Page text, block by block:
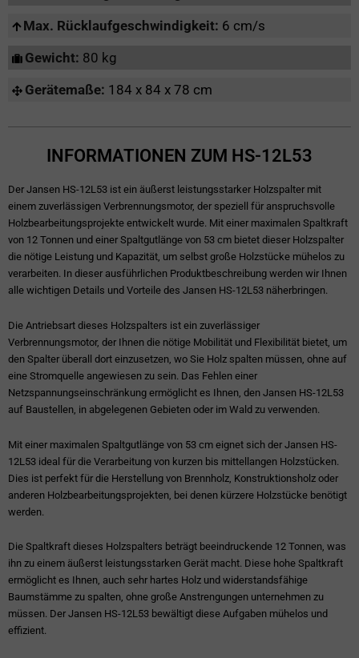
Max. Rücklaufgeschwindigkeit: 6 cm/s
Gewicht: 80 kg
Gerätemaße: 184 x 84 x 78 cm
INFORMATIONEN ZUM HS-12L53
Der Jansen HS-12L53 ist ein äußerst leistungsstarker Holzspalter mit
einem zuverlässigen Verbrennungsmotor, der speziell für anspruchsvolle
Holzbearbeitungsprojekte entwickelt wurde. Mit einer maximalen Spaltkraft
von 12 Tonnen und einer Spaltgutlänge von 53 cm bietet dieser Holzspalter
die nötige Leistung und Kapazität, um selbst große Holzstücke mühelos zu
verarbeiten. In dieser ausführlichen Produktbeschreibung werden wir Ihnen
alle wichtigen Details und Vorteile des Jansen HS-12L53 näherbringen.
Die Antriebsart dieses Holzspalters ist ein zuverlässiger
Verbrennungsmotor, der Ihnen die nötige Mobilität und Flexibilität bietet, um
den Spalter überall dort einzusetzen, wo Sie Holz spalten müssen, ohne auf
eine Stromquelle angewiesen zu sein. Das Fehlen einer
Netzspannungseinschränkung ermöglicht es Ihnen, den Jansen HS-12L53
auf Baustellen, in abgelegenen Gebieten oder im Wald zu verwenden.
Mit einer maximalen Spaltgutlänge von 53 cm eignet sich der Jansen HS-
12L53 ideal für die Verarbeitung von kurzen bis mittellangen Holzstücken.
Dies ist perfekt für die Herstellung von Brennholz, Konstruktionsholz oder
anderen Holzbearbeitungsprojekten, bei denen kürzere Holzstücke benötigt
werden.
Die Spaltkraft dieses Holzspalters beträgt beeindruckende 12 Tonnen, was
ihn zu einem äußerst leistungsstarken Gerät macht. Diese hohe Spaltkraft
ermöglicht es Ihnen, auch sehr hartes Holz und widerstandsfähige
Baumstämme zu spalten, ohne große Anstrengungen unternehmen zu
müssen. Der Jansen HS-12L53 bewältigt diese Aufgaben mühelos und
effizient.